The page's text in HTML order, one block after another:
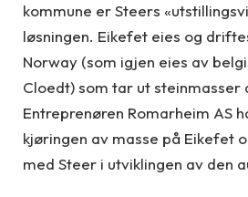
kommune er Steers
løsningen. Eikefet eies og
Norway (som igjen eies av
Cloedt) som tar ut steinmasser
Entreprenøren Romarheim AS
kjøringen av masse på Eikefet
med Steer i utviklingen av den